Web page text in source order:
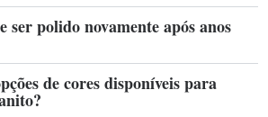
ser polido novamente após anos
de cores disponíveis para